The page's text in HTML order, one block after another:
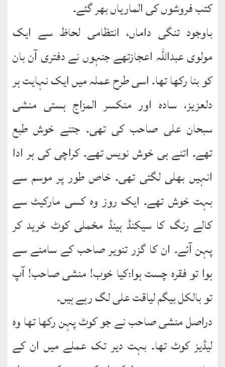
کتب فروشوں کی الماریاں بھر گئے۔
باوجود تنگی داماں، انتظامی لحاظ سے ایک
مولوی عبداللہ اعجازتھے جنہوں نے دفتری آن بان
کو بنا رکھا تھا۔ اسی طرح عملہ میں ایک نہایت ہر
دلعزیز، سادہ اور منکسر المزاج ہستی منشی
سبحان علی صاحب کی تھی۔ جتنے خوش طبع
تھے۔ اتنے ہی خوش نویس تھے۔ کراچی کی ہر ادا
انہیں بھلی لگتی تھی۔ خاص طور پر موسم سے
بہت خوش تھے۔ ایک روز وہ کسی مارکیٹ سے
کالے رنگ کا سیکنڈ ہینڈ مخملی کوٹ خرید کر
پہن آئے۔ ان کا گزر تنویر صاحب کے سامنے سے
ہوا تو فقرہ چست ہوا:کیا خوب! منشی صاحب! آپ
تو بالکل بیگم لیاقت علی لگ رہے ہیں۔
دراصل منشی صاحب نے جو کوٹ پہن رکھا تھا وہ
لیڈیز کوٹ تھا۔ بہت دیر تک عملے میں ان کے